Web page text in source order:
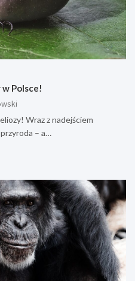
Polsce!
Wraz z nadejściem
– a…